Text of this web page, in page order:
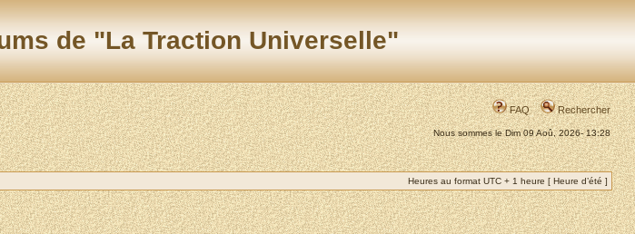
de "La Traction Universelle"
FAQ Rechercher
Nous sommes le Dim 09 Aoû, 2026- 13:28
Heures au format UTC + 1 heure [ Heure d’été ]